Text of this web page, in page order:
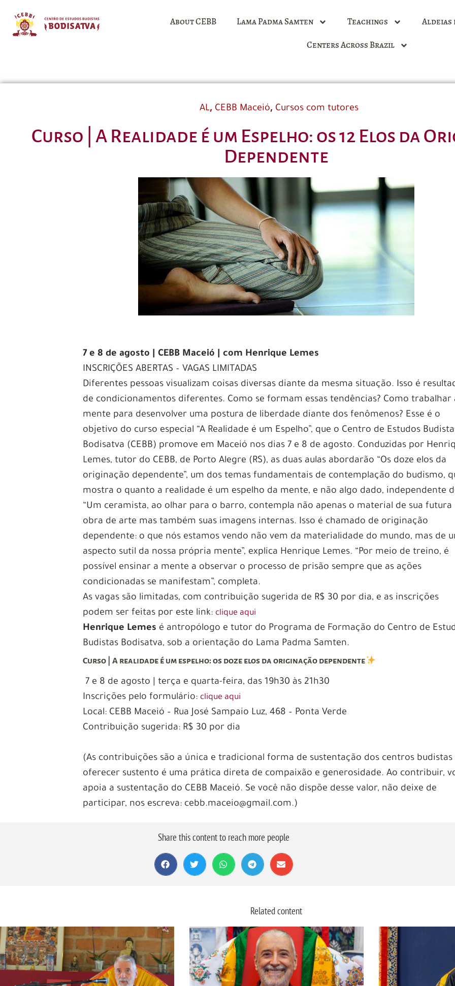
About CEBB Lama Padma Samten Teachings
Aldeias
Centers Across Brazil
AL, CEBB Maceió, Cursos com tutores
Curso | A Realidade é um Espelho: os 12 Elos da
Dependente
7 e 8 de agosto | CEBB Maceió | com Henrique Lemes
INSCRIÇÕES ABERTAS – VAGAS LIMITADAS
Diferentes pessoas visualizam coisas diversas diante da mesma situação. Isso é
de condicionamentos diferentes. Como se formam essas tendências? Como trabalhar
mente para desenvolver uma postura de liberdade diante dos fenômenos? Esse é o
objetivo do curso especial “A Realidade é um Espelho”, que o Centro de Estudos
Bodisatva (CEBB) promove em Maceió nos dias 7 e 8 de agosto. Conduzidas por
Lemes, tutor do CEBB, de Porto Alegre (RS), as duas aulas abordarão “Os doze elos da
originação dependente”, um dos temas fundamentais de contemplação do budismo,
mostra o quanto a realidade é um espelho da mente, e não algo dado, independente
“Um ceramista, ao olhar para o barro, contempla não apenas o material de sua futura
obra de arte mas também suas imagens internas. Isso é chamado de originação
dependente: o que nós estamos vendo não vem da materialidade do mundo, mas de
aspecto sutil da nossa própria mente”, explica Henrique Lemes. “Por meio de treino, é
possível ensinar a mente a observar o processo de prisão sempre que as ações
condicionadas se manifestam”, completa.
As vagas são limitadas, com contribuição sugerida de R$ 30 por dia, e as inscrições
podem ser feitas por este link:clique aqui
Henrique Lemes é antropólogo e tutor do Programa de Formação do Centro de
Budistas Bodisatva, sob a orientação do Lama Padma Samten.
Curso | A realidade é um espelho: os doze elos da originação dependente
7 e 8 de agosto | terça e quarta-feira, das 19h30 às 21h30
Inscrições pelo formulário:clique aqui
Local: CEBB Maceió – Rua José Sampaio Luz, 468 – Ponta Verde
Contribuição sugerida: R$ 30 por dia
(As contribuições são a única e tradicional forma de sustentação dos centros budistas
oferecer sustento é uma prática direta de compaixão e generosidade. Ao contribuir,
apoia a sustentação do CEBB Maceió. Se você não dispõe desse valor, não deixe de
participar, nos escreva: cebb.maceio@gmail.com.)
Share this content to reach more people
Related content